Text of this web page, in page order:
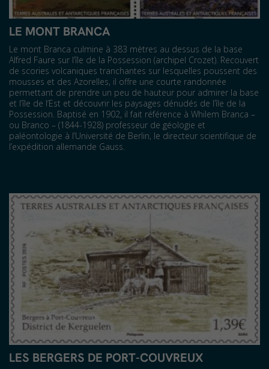
LE MONT BRANCA
Le mont Branca culmine à 383 mètres au dessus de la base
Alfred Faure sur l’île de la Possession (archipel Crozet). Recouvert
de scories volcaniques tranchantes sur lesquelles poussent des
mousses et des Azorelles, il offre une courte randonnée
permettant de prendre un peu de hauteur pour admirer la base
et l’île de l’Est et découvrir les paysages dénudés de l’île de la
Possession. Baptisé en 1902, il fait référence à Whilem Branca –
ou Branco – (1844-1928) professeur de géologie et
paléontologie à l’Université de Berlin, le directeur scientifique de
l’expédition allemande Gauss.
LES BERGERS DE PORT-COUVREUX